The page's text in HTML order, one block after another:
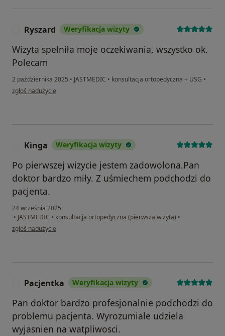
Ryszard Weryfikacja wizyty
Wizyta spełniła moje oczekiwania, wszystko ok.
Polecam
2 października 2025 • JASTMEDIC • konsultacja ortopedyczna + USG •
w opinii użytkownika Ryszard
zgłoś nadużycie
Kinga Weryfikacja wizyty
Po pierwszej wizycie jestem zadowolona.Pan
doktor bardzo miły. Z uśmiechem podchodzi do
pacjenta.
24 września 2025
• JASTMEDIC • konsultacja ortopedyczna (pierwsza wizyta) •
w opinii użytkownika Kinga
zgłoś nadużycie
Pacjentka Weryfikacja wizyty
Pan doktor bardzo profesjonalnie podchodzi do
problemu pacjenta. Wyrozumiale udziela
wyjasnien na watpliwosci.